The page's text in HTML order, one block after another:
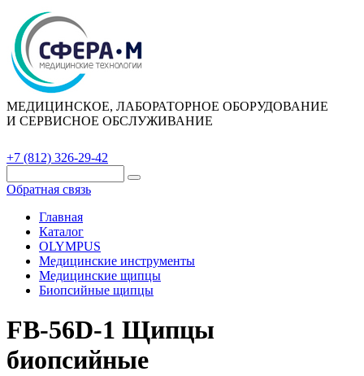
МЕДИЦИНСКОЕ, ЛАБОРАТОРНОЕ ОБОРУДОВАНИЕ
И СЕРВИСНОЕ ОБСЛУЖИВАНИЕ
+7 (812) 326-29-42
Обратная связь
Главная
Каталог
OLYMPUS
Медицинские инструменты
Медицинские щипцы
Биопсийные щипцы
FB-56D-1 Щипцы
биопсийные